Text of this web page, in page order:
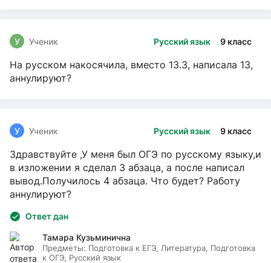
Русский язык 9 класс
У Ученик
На русском накосячила, вместо 13.3, написала 13,
аннулируют?
Русский язык 9 класс
У Ученик
Здравствуйте ,У меня был ОГЭ по русскому языку,и
в изложении я сделал 3 абзаца, а после написал
вывод.Получилось 4 абзаца. Что будет? Работу
аннулируют?
Ответ дан
Тамара Кузьминична
Предметы: Подготовка к ЕГЭ, Литература, Подготовка
к ОГЭ, Русский язык